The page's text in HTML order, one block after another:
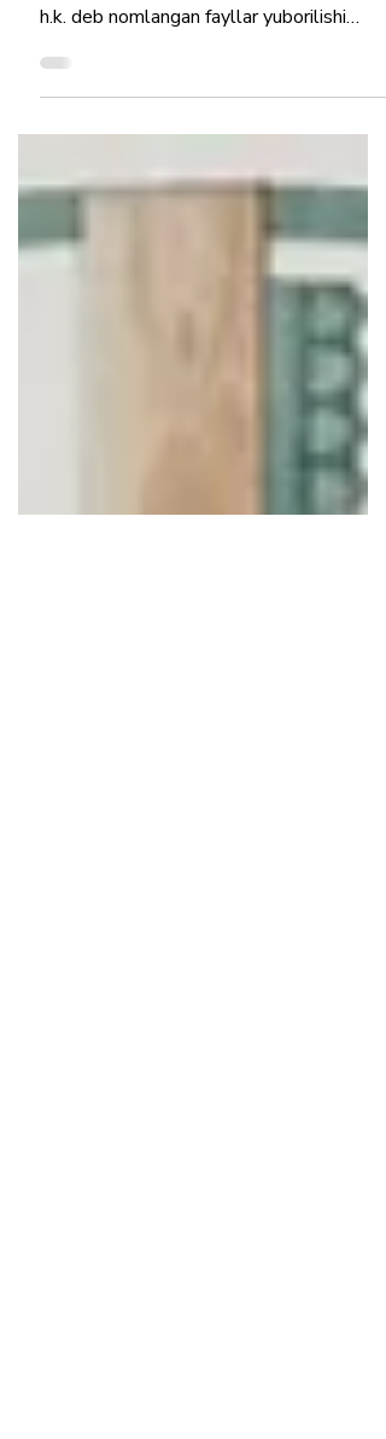
Telegramda turli manbalardan “Foto”,
“Photo”, “Rasm”, “Chegirma”, “Sovgʻa” va
bo‘lsa — bu Android ilovasi paketi;
demak, u tasvir emas, balki o‘rnatiluvchi
dastur. Bunday fayllar zararli kod
(malware) yoki phishing bo‘lishi mumkin
— ular qurilmadan ma’lumot o‘g‘irlashi,
pul o‘tkazmalari yuborishi yoki
telefonning normal ishlashiga zarar
yetkazishi mumkin. Qanday usullar bilan